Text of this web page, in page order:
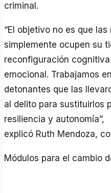
criminal.
“El objetivo no es que las
simplemente ocupen su
reconfiguración
emocional. Trabajamos
detonantes que las
al delito para sustituirlos
resiliencia y autonomía”,
explicó Ruth Mendoza,
Módulos para el